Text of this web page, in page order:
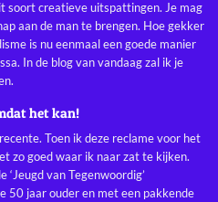
soort creatieve uitspattingen. Je mag
aan de man te brengen. Hoe gekker
is nu eenmaal een goede manier
In de blog van vandaag zal ik je
het kan!
Toen ik deze reclame voor het
zo goed waar ik naar zat te kijken.
‘Jeugd van Tegenwoordig’
50 jaar ouder en met een pakkende